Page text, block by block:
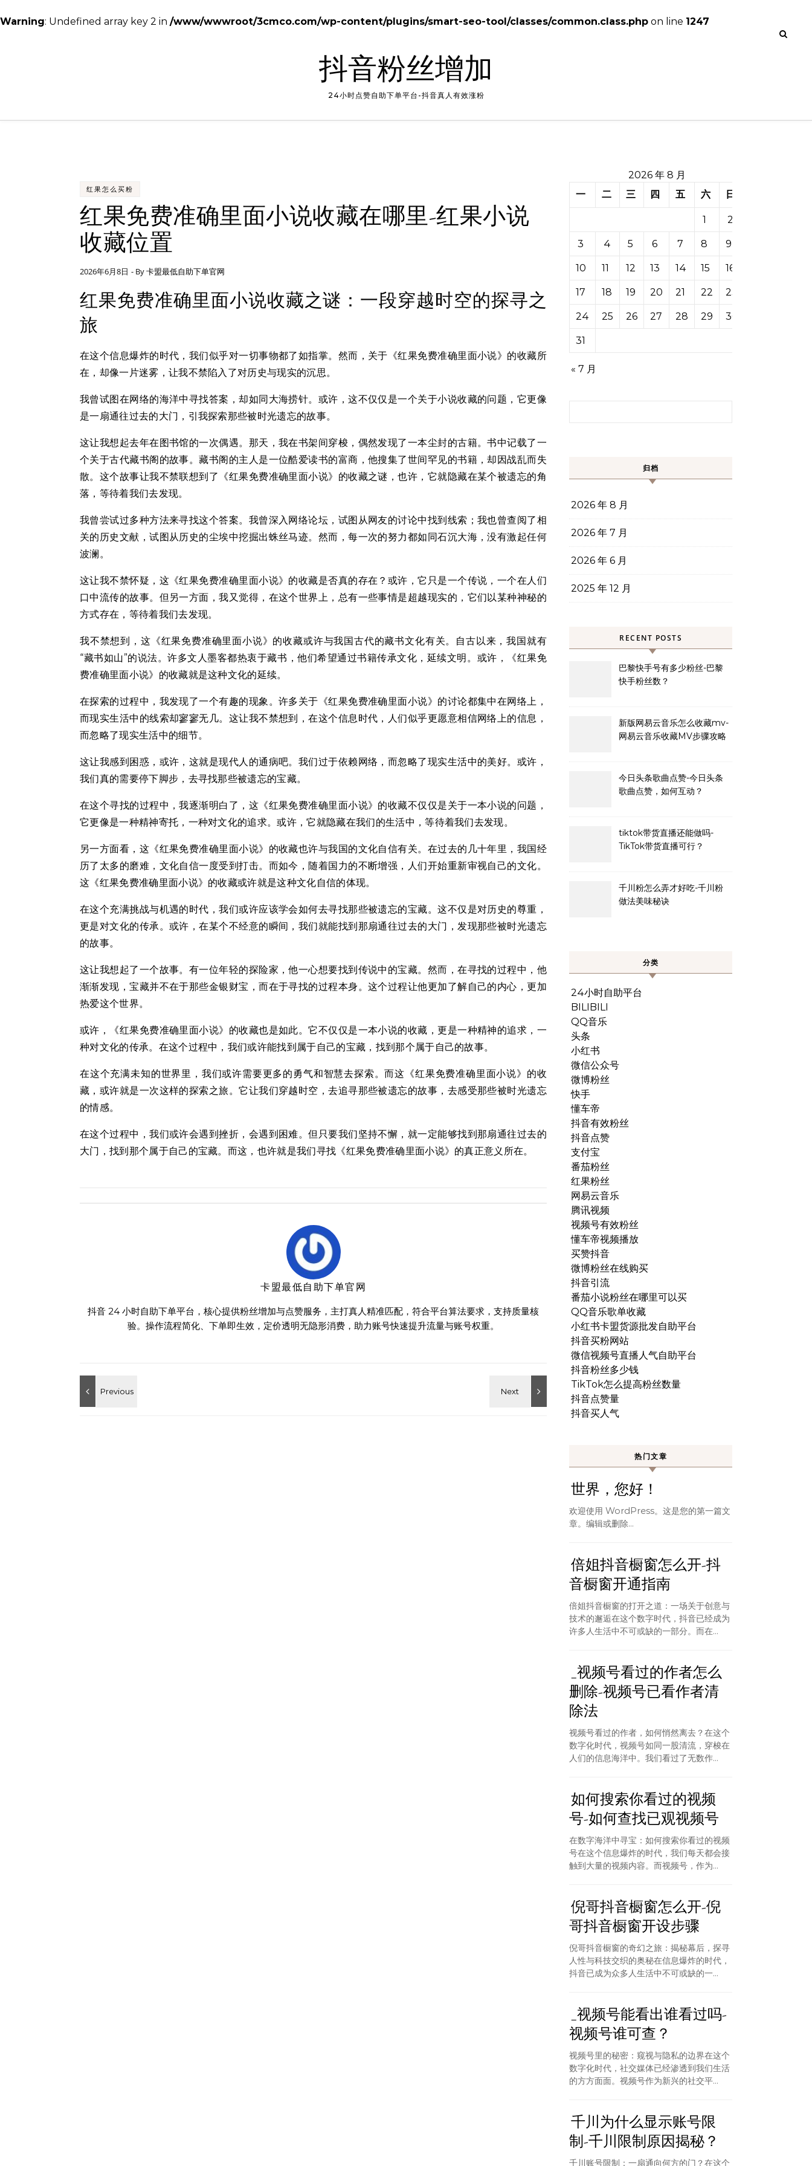
Warning: Undefined array key 2 in /www/wwwroot/3cmco.com/wp-content/plugins/smart-seo-tool/classes/common.class.php on line 1247
抖音粉丝增加
24小时点赞自助下单平台-抖音真人有效涨粉
红果怎么买粉
红果免费准确里面小说收藏在哪里-红果小说
收藏位置
2026年6月8日 - By卡盟最低自助下单官网
红果免费准确里面小说收藏之谜：一段穿越时空的探寻之
旅
在这个信息爆炸的时代，我们似乎对一切事物都了如指掌。然而，关于《红果免费准确里面小说》的收藏所
在，却像一片迷雾，让我不禁陷入了对历史与现实的沉思。
我曾试图在网络的海洋中寻找答案，却如同大海捞针。或许，这不仅仅是一个关于小说收藏的问题，它更像
是一扇通往过去的大门，引我探索那些被时光遗忘的故事。
这让我想起去年在图书馆的一次偶遇。那天，我在书架间穿梭，偶然发现了一本尘封的古籍。书中记载了一
个关于古代藏书阁的故事。藏书阁的主人是一位酷爱读书的富商，他搜集了世间罕见的书籍，却因战乱而失
散。这个故事让我不禁联想到了《红果免费准确里面小说》的收藏之谜，也许，它就隐藏在某个被遗忘的角
落，等待着我们去发现。
我曾尝试过多种方法来寻找这个答案。我曾深入网络论坛，试图从网友的讨论中找到线索；我也曾查阅了相
关的历史文献，试图从历史的尘埃中挖掘出蛛丝马迹。然而，每一次的努力都如同石沉大海，没有激起任何
波澜。
这让我不禁怀疑，这《红果免费准确里面小说》的收藏是否真的存在？或许，它只是一个传说，一个在人们
口中流传的故事。但另一方面，我又觉得，在这个世界上，总有一些事情是超越现实的，它们以某种神秘的
方式存在，等待着我们去发现。
我不禁想到，这《红果免费准确里面小说》的收藏或许与我国古代的藏书文化有关。自古以来，我国就有
“藏书如山”的说法。许多文人墨客都热衷于藏书，他们希望通过书籍传承文化，延续文明。或许，《红果免
费准确里面小说》的收藏就是这种文化的延续。
在探索的过程中，我发现了一个有趣的现象。许多关于《红果免费准确里面小说》的讨论都集中在网络上，
而现实生活中的线索却寥寥无几。这让我不禁想到，在这个信息时代，人们似乎更愿意相信网络上的信息，
而忽略了现实生活中的细节。
这让我感到困惑，或许，这就是现代人的通病吧。我们过于依赖网络，而忽略了现实生活中的美好。或许，
我们真的需要停下脚步，去寻找那些被遗忘的宝藏。
在这个寻找的过程中，我逐渐明白了，这《红果免费准确里面小说》的收藏不仅仅是关于一本小说的问题，
它更像是一种精神寄托，一种对文化的追求。或许，它就隐藏在我们的生活中，等待着我们去发现。
另一方面看，这《红果免费准确里面小说》的收藏也许与我国的文化自信有关。在过去的几十年里，我国经
历了太多的磨难，文化自信一度受到打击。而如今，随着国力的不断增强，人们开始重新审视自己的文化。
这《红果免费准确里面小说》的收藏或许就是这种文化自信的体现。
在这个充满挑战与机遇的时代，我们或许应该学会如何去寻找那些被遗忘的宝藏。这不仅是对历史的尊重，
更是对文化的传承。或许，在某个不经意的瞬间，我们就能找到那扇通往过去的大门，发现那些被时光遗忘
的故事。
这让我想起了一个故事。有一位年轻的探险家，他一心想要找到传说中的宝藏。然而，在寻找的过程中，他
渐渐发现，宝藏并不在于那些金银财宝，而在于寻找的过程本身。这个过程让他更加了解自己的内心，更加
热爱这个世界。
或许，《红果免费准确里面小说》的收藏也是如此。它不仅仅是一本小说的收藏，更是一种精神的追求，一
种对文化的传承。在这个过程中，我们或许能找到属于自己的宝藏，找到那个属于自己的故事。
在这个充满未知的世界里，我们或许需要更多的勇气和智慧去探索。而这《红果免费准确里面小说》的收
藏，或许就是一次这样的探索之旅。它让我们穿越时空，去追寻那些被遗忘的故事，去感受那些被时光遗忘
的情感。
在这个过程中，我们或许会遇到挫折，会遇到困难。但只要我们坚持不懈，就一定能够找到那扇通往过去的
大门，找到那个属于自己的宝藏。而这，也许就是我们寻找《红果免费准确里面小说》的真正意义所在。
卡盟最低自助下单官网
抖音 24 小时自助下单平台，核心提供粉丝增加与点赞服务，主打真人精准匹配，符合平台算法要求，支持质量核
验。操作流程简化、下单即生效，定价透明无隐形消费，助力账号快速提升流量与账号权重。
2026 年 8 月
一
二 三 四 五 六 日
1 2
3 4 5 6 7 8 9
10 11 12 13 14 15 16
17 18 19 20 21 22 23
24 25 26 27 28 29 30
31
« 7 月
归档
2026 年 8 月
2026 年 7 月
2026 年 6 月
2025 年 12 月
RECENT POSTS
巴黎快手号有多少粉丝-巴黎
快手粉丝数？
新版网易云音乐怎么收藏mv-
网易云音乐收藏MV步骤攻略
今日头条歌曲点赞-今日头条
歌曲点赞，如何互动？
tiktok带货直播还能做吗-
TikTok带货直播可行？
千川粉怎么弄才好吃-千川粉
做法美味秘诀
分类
24小时自助平台
BILIBILI
QQ音乐
头条
小红书
微信公众号
微博粉丝
快手
懂车帝
抖音有效粉丝
抖音点赞
支付宝
番茄粉丝
红果粉丝
网易云音乐
腾讯视频
视频号有效粉丝
懂车帝视频播放
买赞抖音
微博粉丝在线购买
抖音引流
番茄小说粉丝在哪里可以买
QQ音乐歌单收藏
小红书卡盟货源批发自助平台
抖音买粉网站
微信视频号直播人气自助平台
抖音粉丝多少钱
TikTok怎么提高粉丝数量
抖音点赞量
抖音买人气
热门文章
世界，您好！
欢迎使用 WordPress。这是您的第一篇文
章。编辑或删除…
倍姐抖音橱窗怎么开-抖
音橱窗开通指南
倍姐抖音橱窗的打开之道：一场关于创意与
技术的邂逅在这个数字时代，抖音已经成为
许多人生活中不可或缺的一部分。而在...
_视频号看过的作者怎么
删除-视频号已看作者清
除法
视频号看过的作者，如何悄然离去？在这个
数字化时代，视频号如同一股清流，穿梭在
人们的信息海洋中。我们看过了无数作...
如何搜索你看过的视频
号-如何查找已观视频号
在数字海洋中寻宝：如何搜索你看过的视频
号在这个信息爆炸的时代，我们每天都会接
触到大量的视频内容。而视频号，作为...
倪哥抖音橱窗怎么开-倪
哥抖音橱窗开设步骤
倪哥抖音橱窗的奇幻之旅：揭秘幕后，探寻
人性与科技交织的奥秘在信息爆炸的时代，
抖音已成为众多人生活中不可或缺的一...
_视频号能看出谁看过吗-
视频号谁可查？
视频号里的秘密：窥视与隐私的边界在这个
数字化时代，社交媒体已经渗透到我们生活
的方方面面。视频号作为新兴的社交平...
千川为什么显示账号限
制-千川限制原因揭秘？
千川账号限制：一扇通向何方的门？在这个